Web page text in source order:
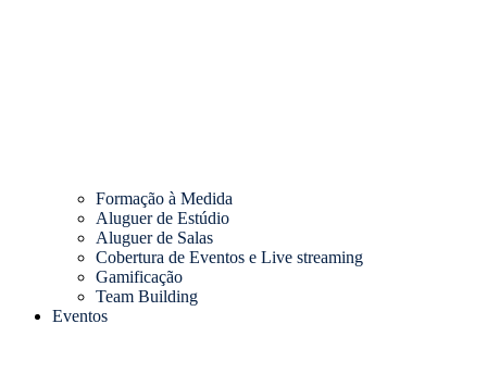
Formação à Medida
Aluguer de Estúdio
Aluguer de Salas
Cobertura de Eventos e Live streaming
Gamificação
Team Building
Eventos